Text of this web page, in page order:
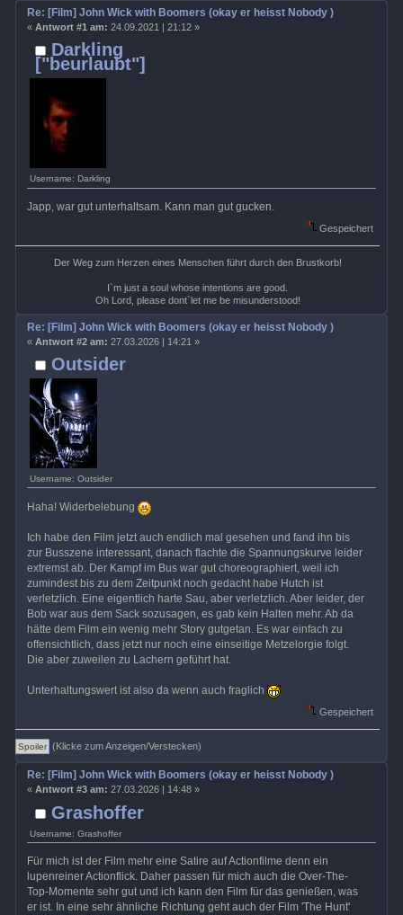
Darkling
["beurlaubt"]
Username: Darkling
Re: [Film] John Wick with Boomers (okay er heisst Nobody )
« Antwort #1 am: 24.09.2021 | 21:12 »
Japp, war gut unterhaltsam. Kann man gut gucken.
Gespeichert
Der Weg zum Herzen eines Menschen führt durch den Brustkorb!
I`m just a soul whose intentions are good.
Oh Lord, please dont`let me be misunderstood!
Outsider
Username: Outsider
Re: [Film] John Wick with Boomers (okay er heisst Nobody )
« Antwort #2 am: 27.03.2026 | 14:21 »
Haha! Widerbelebung
Ich habe den Film jetzt auch endlich mal gesehen und fand ihn bis
zur Busszene interessant, danach flachte die Spannungskurve leider
extremst ab. Der Kampf im Bus war gut choreographiert, weil ich
zumindest bis zu dem Zeitpunkt noch gedacht habe Hutch ist
verletzlich. Eine eigentlich harte Sau, aber verletzlich. Aber leider, der
Bob war aus dem Sack sozusagen, es gab kein Halten mehr. Ab da
hätte dem Film ein wenig mehr Story gutgetan. Es war einfach zu
offensichtlich, dass jetzt nur noch eine einseitige Metzelorgie folgt.
Die aber zuweilen zu Lachern geführt hat.
Unterhaltungswert ist also da wenn auch fraglich
Gespeichert
(Klicke zum Anzeigen/Verstecken)
Grashoffer
Username: Grashoffer
Re: [Film] John Wick with Boomers (okay er heisst Nobody )
« Antwort #3 am: 27.03.2026 | 14:48 »
Für mich ist der Film mehr eine Satire auf Actionfilme denn ein
lupenreiner Actionflick. Daher passen für mich auch die Over-The-
Top-Momente sehr gut und ich kann den Film für das genießen, was
er ist. In eine sehr ähnliche Richtung geht auch der Film 'The Hunt'